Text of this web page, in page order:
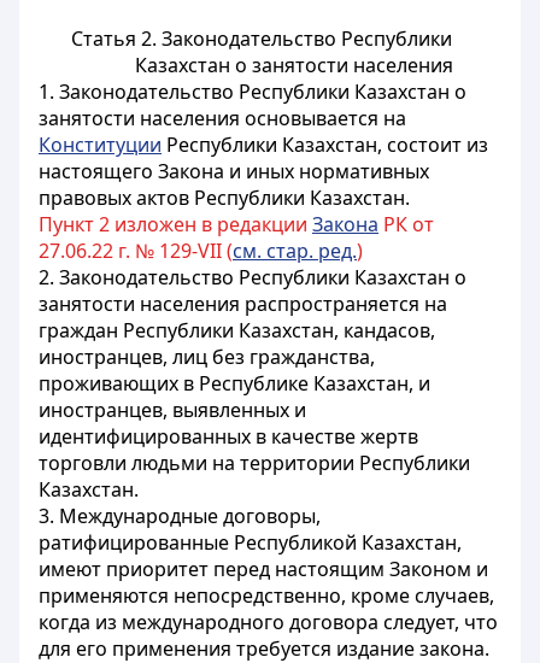
Статья 2. Законодательство Республики
Казахстан о занятости населения
1. Законодательство Республики Казахстан о
занятости населения основывается на
Конституции Республики Казахстан, состоит из
настоящего Закона и иных нормативных
правовых актов Республики Казахстан.
Пункт 2 изложен в редакции Закона РК от
27.06.22 г. № 129-VII (см. стар. ред.)
2. Законодательство Республики Казахстан о
занятости населения распространяется на
граждан Республики Казахстан, кандасов,
иностранцев, лиц без гражданства,
проживающих в Республике Казахстан, и
иностранцев, выявленных и
идентифицированных в качестве жертв
торговли людьми на территории Республики
Казахстан.
3. Международные договоры,
ратифицированные Республикой Казахстан,
имеют приоритет перед настоящим Законом и
применяются непосредственно, кроме случаев,
когда из международного договора следует, что
для его применения требуется издание закона.